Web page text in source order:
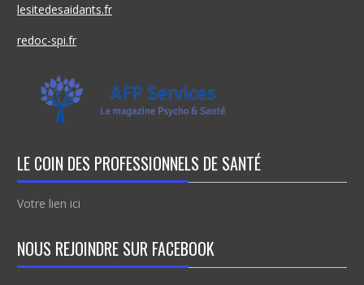
lesitedesaidants.fr
redoc-spi.fr
LE COIN DES PROFESSIONNELS DE SANTÉ
Votre lien ici
NOUS REJOINDRE SUR FACEBOOK